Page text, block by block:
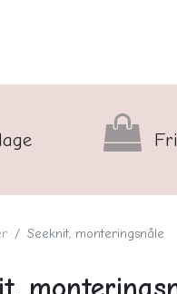
Seeknit, monteringsnåle